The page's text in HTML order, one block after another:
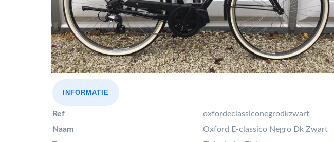
INFORMATIE
Ref
oxfordeclassiconegrodkzwart
Naam
Oxford E-classico Negro Dk Zwart